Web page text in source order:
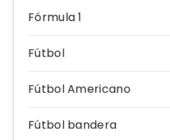
Fórmula 1
Fútbol
Fútbol Americano
Fútbol bandera